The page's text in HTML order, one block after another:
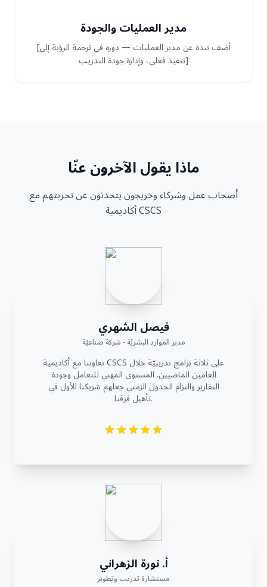
مدير العمليات والجودة
[أضف نبذة عن مدير العمليات — دوره في ترجمة الرؤية إلى
تنفيذ فعلي، وإدارة جودة التدريب]
ماذا يقول الآخرون عنّا
أصحاب عمل وشركاء وخريجون يتحدثون عن تجربتهم مع
أكاديمية CSCS
فيصل الشهري
مدير الموارد البشريّة - شركة صناعيّة
تعاوننا مع أكاديمية CSCS على ثلاثة برامج تدريبيّة خلال
العامين الماضيين. المستوى المهني للتعامل وجودة
التقارير والتزام الجدول الزمني جعلهم شريكنا الأول في
تأهيل فرقنا.
أ. نورة الزهراني
مستشارة تدريب وتطوير